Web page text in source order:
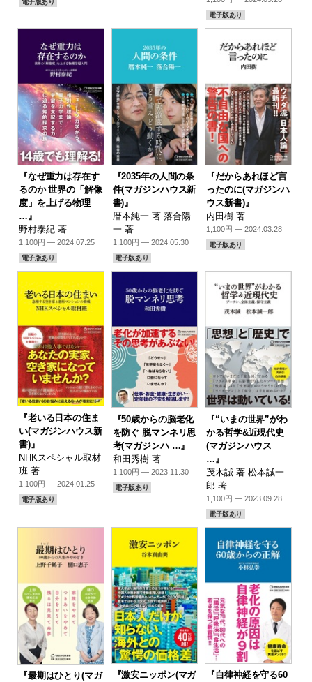
電子版あり
電子版あり
『なぜ重力は存在す
るのか 世界の「解像
度」を上げる物理
…』
野村泰紀 著
1,100円 — 2024.07.25
電子版あり
『2035年の人間の条
件(マガジンハウス新
書)』
暦本純一 著 落合陽
一 著
1,100円 — 2024.05.30
電子版あり
『だからあれほど言
ったのに(マガジンハ
ウス新書)』
内田樹 著
1,100円 — 2024.03.28
電子版あり
『老いる日本の住ま
い(マガジンハウス新
書)』
NHKスペシャル取材
班 著
1,100円 — 2024.01.25
電子版あり
『50歳からの脳老化
を防ぐ 脱マンネリ思
考(マガジンハ …』
和田秀樹 著
1,100円 — 2023.11.30
電子版あり
『“いまの世界”がわ
かる哲学&近現代史
(マガジンハウス
…』
茂木誠 著 松本誠一
郎 著
1,100円 — 2023.09.28
電子版あり
『最期はひとり(マガ
『激安ニッポン(マガ
『自律神経を守る60